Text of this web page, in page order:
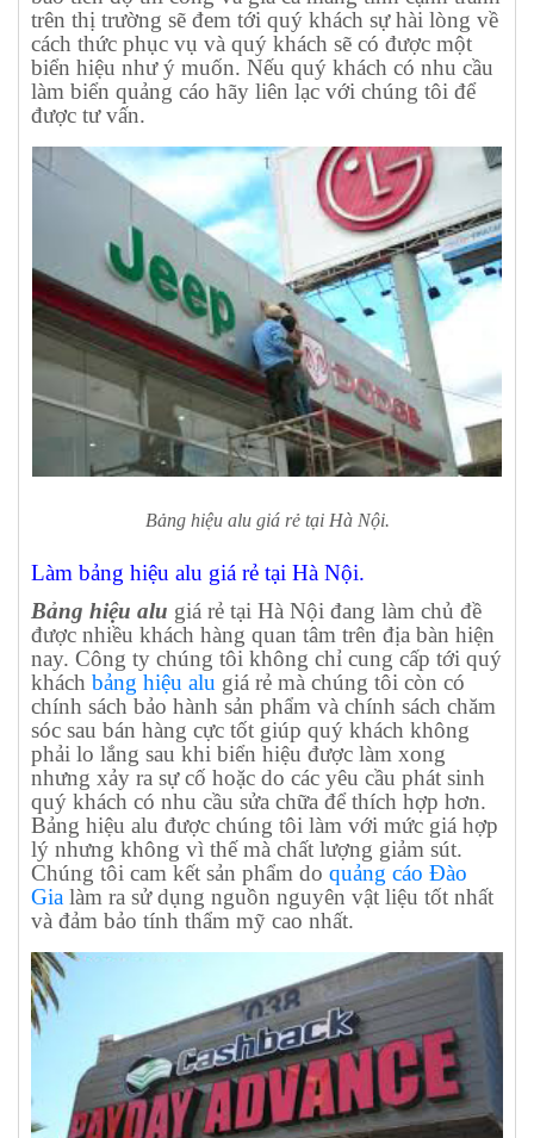
trên thị trường sẽ đem tới quý khách sự hài lòng về
cách thức phục vụ và quý khách sẽ có được một
biển hiệu như ý muốn. Nếu quý khách có nhu cầu
làm biển quảng cáo hãy liên lạc với chúng tôi để
được tư vấn.
Bảng hiệu alu giá rẻ tại Hà Nội.
Làm bảng hiệu alu giá rẻ tại Hà Nội.
Bảng hiệu alu giá rẻ tại Hà Nội đang làm chủ đề
được nhiều khách hàng quan tâm trên địa bàn hiện
nay. Công ty chúng tôi không chỉ cung cấp tới quý
khách bảng hiệu alu giá rẻ mà chúng tôi còn có
chính sách bảo hành sản phẩm và chính sách chăm
sóc sau bán hàng cực tốt giúp quý khách không
phải lo lắng sau khi biển hiệu được làm xong
nhưng xảy ra sự cố hoặc do các yêu cầu phát sinh
quý khách có nhu cầu sửa chữa để thích hợp hơn.
Bảng hiệu alu được chúng tôi làm với mức giá hợp
lý nhưng không vì thế mà chất lượng giảm sút.
Chúng tôi cam kết sản phẩm do quảng cáo Đào
Gia làm ra sử dụng nguồn nguyên vật liệu tốt nhất
và đảm bảo tính thẩm mỹ cao nhất.